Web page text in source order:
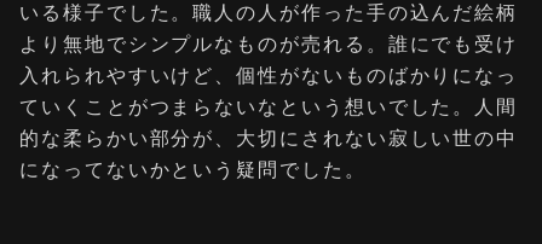
いる様子でした。職人の人が作った手の込んだ絵柄
より無地でシンプルなものが売れる。誰にでも受け
入れられやすいけど、個性がないものばかりになっ
ていくことがつまらないなという想いでした。人間
的な柔らかい部分が、大切にされない寂しい世の中
になってないかという疑問でした。